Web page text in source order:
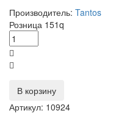
Производитель: Tantos
Розница 151q
В корзину
Артикул: 10924